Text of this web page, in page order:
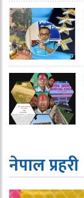
नेपाल प्रहरी